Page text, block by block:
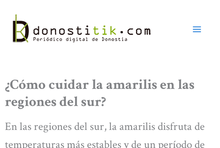
contenido
¿Cómo cuidar la amarilis en las
regiones del sur?
En las regiones del sur, la amarilis disfruta de
temperaturas más estables y de un período de